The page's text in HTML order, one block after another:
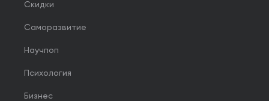
Скидки
Саморазвитие
Научпоп
Психология
Бизнес